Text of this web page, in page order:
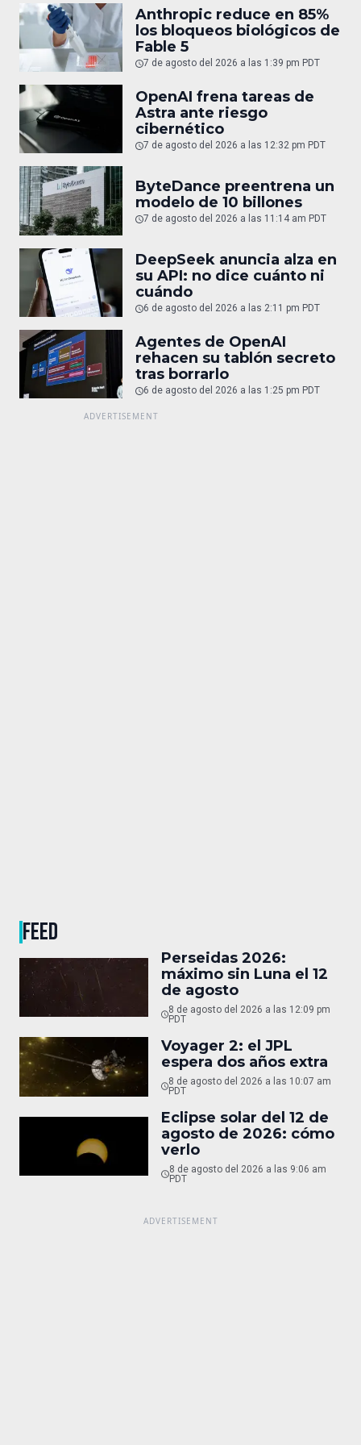
Anthropic reduce en 85%
los bloqueos biológicos de
Fable 5
7 de agosto del 2026 a las 1:39 pm PDT
OpenAI frena tareas de
Astra ante riesgo
cibernético
7 de agosto del 2026 a las 12:32 pm PDT
ByteDance preentrena un
modelo de 10 billones
7 de agosto del 2026 a las 11:14 am PDT
DeepSeek anuncia alza en
su API: no dice cuánto ni
cuándo
6 de agosto del 2026 a las 2:11 pm PDT
Agentes de OpenAI
rehacen su tablón secreto
tras borrarlo
6 de agosto del 2026 a las 1:25 pm PDT
FEED
Perseidas 2026:
máximo sin Luna el 12
de agosto
8 de agosto del 2026 a las 12:09 pm
PDT
Voyager 2: el JPL
espera dos años extra
8 de agosto del 2026 a las 10:07 am
PDT
Eclipse solar del 12 de
agosto de 2026: cómo
verlo
8 de agosto del 2026 a las 9:06 am
PDT